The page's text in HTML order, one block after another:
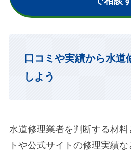
口コミや実績から水道
しよう
水道修理業者を判断する材
トや公式サイトの修理実績